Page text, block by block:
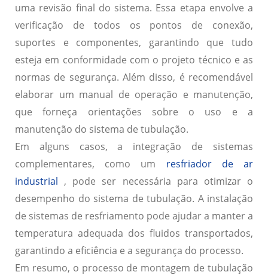
uma revisão final do sistema. Essa etapa envolve a
verificação de todos os pontos de conexão,
suportes e componentes, garantindo que tudo
esteja em conformidade com o projeto técnico e as
normas de segurança. Além disso, é recomendável
elaborar um manual de operação e manutenção,
que forneça orientações sobre o uso e a
manutenção do sistema de tubulação.
Em alguns casos, a integração de sistemas
complementares, como um resfriador de ar
industrial , pode ser necessária para otimizar o
desempenho do sistema de tubulação. A instalação
de sistemas de resfriamento pode ajudar a manter a
temperatura adequada dos fluidos transportados,
garantindo a eficiência e a segurança do processo.
Em resumo, o processo de montagem de tubulação